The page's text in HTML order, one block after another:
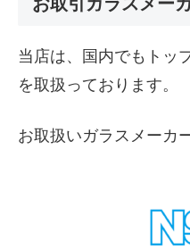
当店は、国内でもトッ
を取扱っております。
お取扱いガラスメーカ